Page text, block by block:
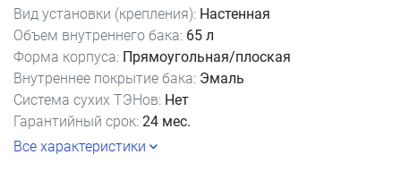
Вид установки (крепления): Настенная
Объем внутреннего бака: 65 л
Форма корпуса: Прямоугольная/плоская
Внутреннее покрытие бака: Эмаль
Система сухих ТЭНов: Нет
Гарантийный срок: 24 мес.
Все характеристики